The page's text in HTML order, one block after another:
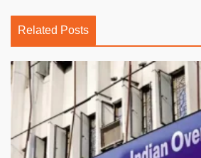
Related Posts